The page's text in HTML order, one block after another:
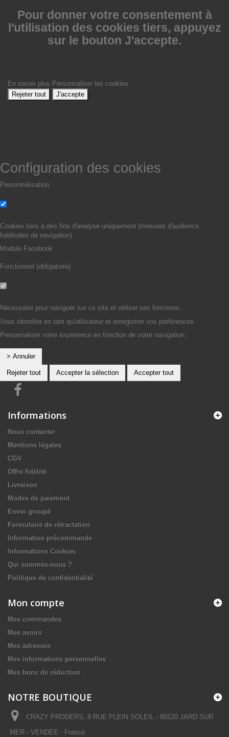
Pour donner votre consentement à
l'utilisation des cookies tiers, appuyez
sur le bouton J'accepte.
En savoir plus Personnaliser les cookies
Rejeter tout
J'accepte
Configuration des cookies
Personnalisation
Cookies tiers à des fins d'analyse uniquement (mesures d'audience,
habitudes de navigation).
Module Facebook
Fonctionnel (obligatoire)
Nécessaire pour naviguer sur ce site et utiliser ses fonctions.
Vous identifier en tant qu'utilisateur et enregistrer vos préférences.
Personnaliser votre expérience en fonction de votre navigation.
> Annuler
Rejeter tout Accepter la sélection Accepter tout
Informations
Nous contacter
Mentions légales
CGV
Offre fidélité
Livraison
Modes de paiement
Envoi groupé
Formulaire de rétractation
Information précommande
Informations Cookies
Qui sommes-nous ?
Politique de confidentialité
Mon compte
Mes commandes
Mes avoirs
Mes adresses
Mes informations personnelles
Mes bons de réduction
NOTRE BOUTIQUE
CRAZY PRODERS, 8 RUE PLEIN SOLEIL - 85520 JARD SUR
MER - VENDEE - France